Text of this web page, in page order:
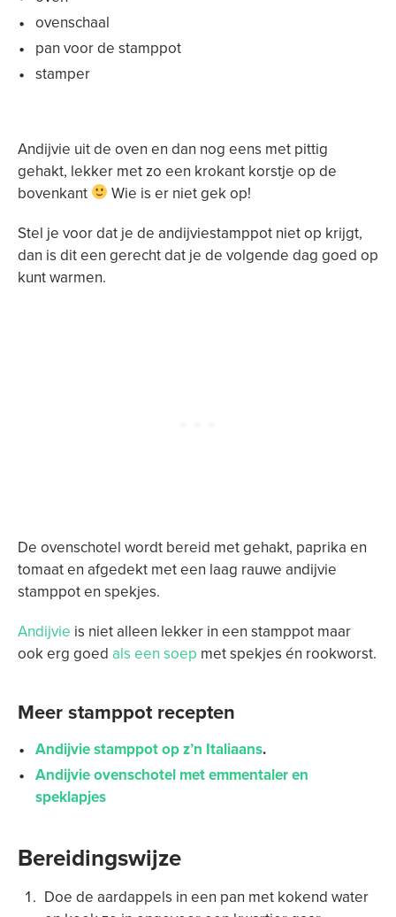
ovenschaal
pan voor de stamppot
stamper
Andijvie uit de oven en dan nog eens met pittig
gehakt, lekker met zo een krokant korstje op de
bovenkant
Wie is er niet gek op!
Stel je voor dat je de andijviestamppot niet op krijgt,
dan is dit een gerecht dat je de volgende dag goed op
kunt warmen.
De ovenschotel wordt bereid met gehakt, paprika en
tomaat en afgedekt met een laag rauwe andijvie
stamppot en spekjes.
Andijvie is niet alleen lekker in een stamppot maar
ook erg goed als een soep met spekjes én rookworst.
Meer stamppot recepten
Andijvie stamppot op z’n Italiaans.
Andijvie ovenschotel met emmentaler en
speklapjes
Bereidingswijze
Doe de aardappels in een pan met kokend water